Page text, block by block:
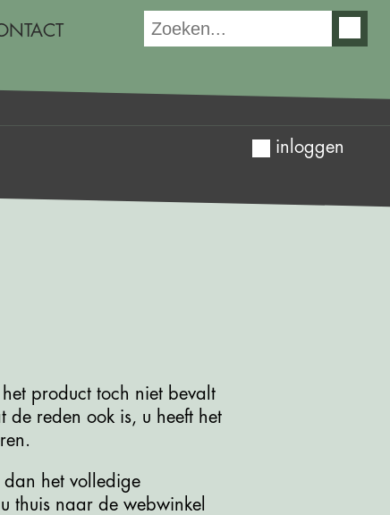
inloggen
product toch niet bevalt
reden ook is, u heeft het
het volledige
thuis naar de webwinkel